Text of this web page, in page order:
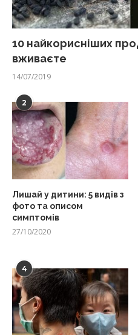
10 найкорисніших
вживаєте
14/07/2019
2
Лишай у дитини: 5 видів з
фото та описом
симптомів
27/10/2020
4